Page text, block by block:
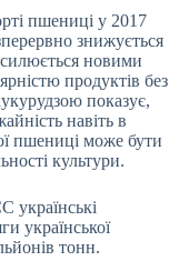
пшениці у 2017
знижується
новими
продуктів без
показує,
навіть в
пшениці може бути
культури.
українські
української
тонн.